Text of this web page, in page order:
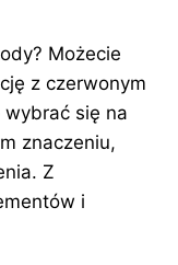
Możecie
z czerwonym
się na
znaczeniu,
Z
i